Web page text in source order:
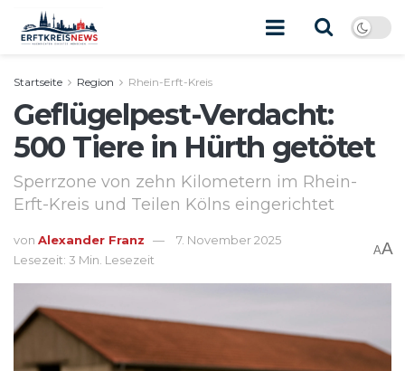
Startseite Region Rhein-Erft-Kreis
Geflügelpest-Verdacht:
500 Tiere in Hürth getötet
Sperrzone von zehn Kilometern im Rhein-
Erft-Kreis und Teilen Kölns eingerichtet
von Alexander Franz
7. November 2025
Lesezeit: 3 Min. Lesezeit
AA